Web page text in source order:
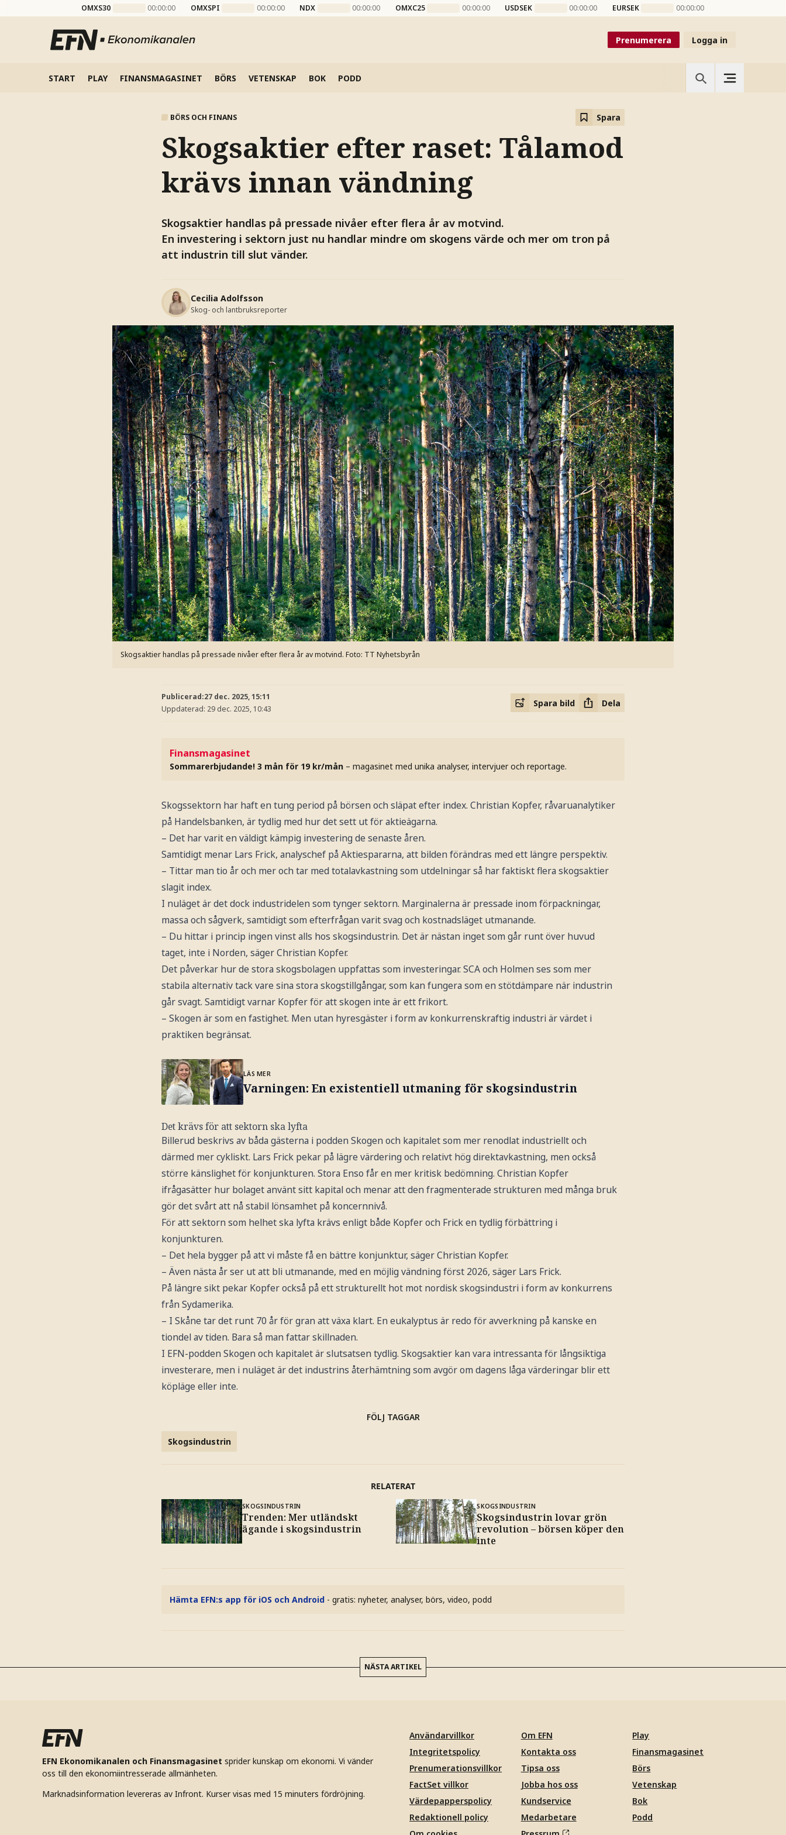
OMXS30 00:00:00 OMXSPI 00:00:00 NDX 00:00:00 OMXC25 00:00:00 USDSEK 00:00:00 EURSEK 00:00:00
Prenumerera Logga in
START PLAY FINANSMAGASINET BÖRS VETENSKAP BOK PODD
BÖRS OCH FINANS Spara
Skogsaktier efter raset: Tålamod
krävs innan vändning
Skogsaktier handlas på pressade nivåer efter flera år av motvind.
En investering i sektorn just nu handlar mindre om skogens värde och mer om tron på
att industrin till slut vänder.
Cecilia Adolfsson
Skog- och lantbruksreporter
Skogsaktier handlas på pressade nivåer efter flera år av motvind. Foto: TT Nyhetsbyrån
Publicerad:27 dec. 2025, 15:11
Uppdaterad: 29 dec. 2025, 10:43
Spara bild Dela
Finansmagasinet
Sommarerbjudande! 3 mån för 19 kr/mån – magasinet med unika analyser, intervjuer och reportage.
Skogssektorn har haft en tung period på börsen och släpat efter index. Christian Kopfer, råvaruanalytiker
på Handelsbanken, är tydlig med hur det sett ut för aktieägarna.
– Det har varit en väldigt kämpig investering de senaste åren.
Samtidigt menar Lars Frick, analyschef på Aktiespararna, att bilden förändras med ett längre perspektiv.
– Tittar man tio år och mer och tar med totalavkastning som utdelningar så har faktiskt flera skogsaktier
slagit index.
I nuläget är det dock industridelen som tynger sektorn. Marginalerna är pressade inom förpackningar,
massa och sågverk, samtidigt som efterfrågan varit svag och kostnadsläget utmanande.
– Du hittar i princip ingen vinst alls hos skogsindustrin. Det är nästan inget som går runt över huvud
taget, inte i Norden, säger Christian Kopfer.
Det påverkar hur de stora skogsbolagen uppfattas som investeringar. SCA och Holmen ses som mer
stabila alternativ tack vare sina stora skogstillgångar, som kan fungera som en stötdämpare när industrin
går svagt. Samtidigt varnar Kopfer för att skogen inte är ett frikort.
– Skogen är som en fastighet. Men utan hyresgäster i form av konkurrenskraftig industri är värdet i
praktiken begränsat.
LÄS MER
Varningen: En existentiell utmaning för skogsindustrin
Det krävs för att sektorn ska lyfta
Billerud beskrivs av båda gästerna i podden Skogen och kapitalet som mer renodlat industriellt och
därmed mer cykliskt. Lars Frick pekar på lägre värdering och relativt hög direktavkastning, men också
större känslighet för konjunkturen. Stora Enso får en mer kritisk bedömning. Christian Kopfer
ifrågasätter hur bolaget använt sitt kapital och menar att den fragmenterade strukturen med många bruk
gör det svårt att nå stabil lönsamhet på koncernnivå.
För att sektorn som helhet ska lyfta krävs enligt både Kopfer och Frick en tydlig förbättring i
konjunkturen.
– Det hela bygger på att vi måste få en bättre konjunktur, säger Christian Kopfer.
– Även nästa år ser ut att bli utmanande, med en möjlig vändning först 2026, säger Lars Frick.
På längre sikt pekar Kopfer också på ett strukturellt hot mot nordisk skogsindustri i form av konkurrens
från Sydamerika.
– I Skåne tar det runt 70 år för gran att växa klart. En eukalyptus är redo för avverkning på kanske en
tiondel av tiden. Bara så man fattar skillnaden.
I EFN-podden Skogen och kapitalet är slutsatsen tydlig. Skogsaktier kan vara intressanta för långsiktiga
investerare, men i nuläget är det industrins återhämtning som avgör om dagens låga värderingar blir ett
köpläge eller inte.
FÖLJ TAGGAR
Skogsindustrin
RELATERAT
SKOGSINDUSTRIN
Trenden: Mer utländskt
ägande i skogsindustrin
SKOGSINDUSTRIN
Skogsindustrin lovar grön
revolution – börsen köper den
inte
Hämta EFN:s app för iOS och Android - gratis: nyheter, analyser, börs, video, podd
NÄSTA ARTIKEL
EFN Ekonomikanalen och Finansmagasinet sprider kunskap om ekonomi. Vi vänder
oss till den ekonomiintresserade allmänheten.
Marknadsinformation levereras av Infront. Kurser visas med 15 minuters fördröjning.
Användarvillkor
Integritetspolicy
Prenumerationsvillkor
FactSet villkor
Värdepapperspolicy
Redaktionell policy
Om EFN
Kontakta oss
Tipsa oss
Jobba hos oss
Kundservice
Medarbetare
Play
Finansmagasinet
Börs
Vetenskap
Bok
Podd